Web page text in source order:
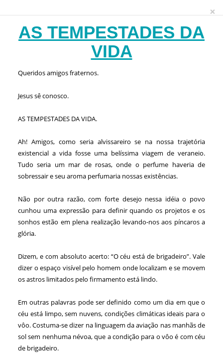
×
AS TEMPESTADES DA
VIDA
Queridos amigos fraternos.
Jesus sê conosco.
AS TEMPESTADES DA VIDA.
Ah! Amigos, como seria alvissareiro se na nossa trajetória
existencial a vida fosse uma belíssima viagem de veraneio.
Tudo seria um mar de rosas, onde o perfume haveria de
sobressair e seu aroma perfumaria nossas existências.
Não por outra razão, com forte desejo nessa idéia o povo
cunhou uma expressão para definir quando os projetos e os
sonhos estão em plena realização levando-nos aos píncaros a
glória.
Dizem, e com absoluto acerto: “O céu está de brigadeiro”. Vale
dizer o espaço visível pelo homem onde localizam e se movem
os astros limitados pelo firmamento está lindo.
Em outras palavras pode ser definido como um dia em que o
céu está limpo, sem nuvens, condições climáticas ideais para o
vôo. Costuma-se dizer na linguagem da aviação nas manhãs de
sol sem nenhuma névoa, que a condição para o vôo é com céu
de brigadeiro.